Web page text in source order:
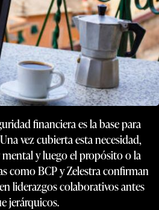
financiera es la base para
vez cubierta esta necesidad,
y luego el propósito o la
como BCP y Zelestra confirman
liderazgos colaborativos antes
jerárquicos.